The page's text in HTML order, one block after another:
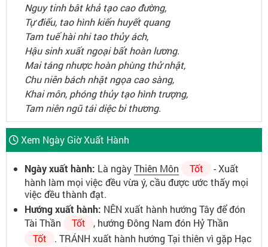
Nguy tinh bât khả tạo cao đường,
Tự điếu, tao hình kiến huyết quang
Tam tuế hài nhi tao thủy ách,
Hậu sinh xuất ngoại bất hoàn lương.
Mai táng nhược hoàn phùng thử nhật,
Chu niên bách nhật ngọa cao sàng,
Khai môn, phóng thủy tạo hình trượng,
Tam niên ngũ tái diệc bi thương.
Xem Ngày Giờ Xuất Hành
Ngày xuất hành: Là ngàyThiên Môn Tốt
- Xuất
hành làm mọi việc đều vừa ý, cầu được ước thấy mọi
việc đều thành đạt.
Hướng xuất hành: NÊN xuất hành hướng Tây để đón
Tài Thần
Tốt
, hướng Đông Nam đón Hỷ Thần
Tốt
. TRÁNH xuất hành hướng Tại thiên vì gặp Hạc